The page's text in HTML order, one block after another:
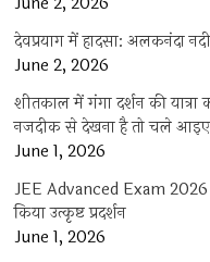
देवप्रयाग में हादसा: अलकनंदा
June 2, 2026
शीतकाल में गंगा दर्शन की
नजदीक से देखना है तो चले आइए
June 1, 2026
JEE Advanced Exam 2026 में
किया उत्कृष्ट प्रदर्शन
June 1, 2026